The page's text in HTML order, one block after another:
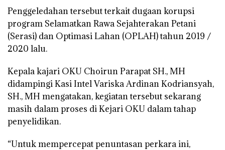
Penggeledahan tersebut terkait dugaan korupsi
program Selamatkan Rawa Sejahterakan Petani
(Serasi) dan Optimasi Lahan (OPLAH) tahun 2019 /
2020 lalu.
Kepala kajari OKU Choirun Parapat SH., MH
didampingi Kasi Intel Variska Ardinan Kodriansyah,
SH., MH mengatakan, kegiatan tersebut sekarang
masih dalam proses di Kejari OKU dalam tahap
penyelidikan.
“Untuk mempercepat penuntasan perkara ini,